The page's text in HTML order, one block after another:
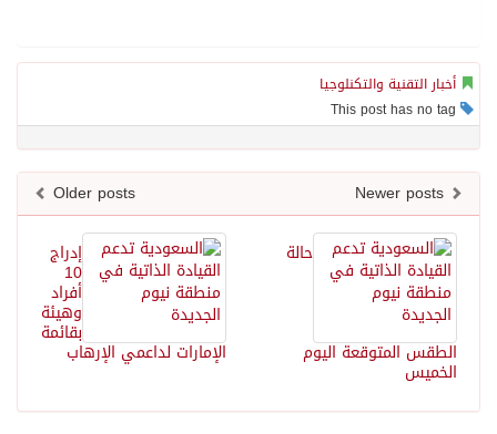
أخبار التقنية والتكنلوجيا
Older posts
إدراج
10
أفراد
وهيئة
بقائمة
الإمارات لداعمي الإرهاب
حالة
الطقس المتوقعة اليوم
الخميس